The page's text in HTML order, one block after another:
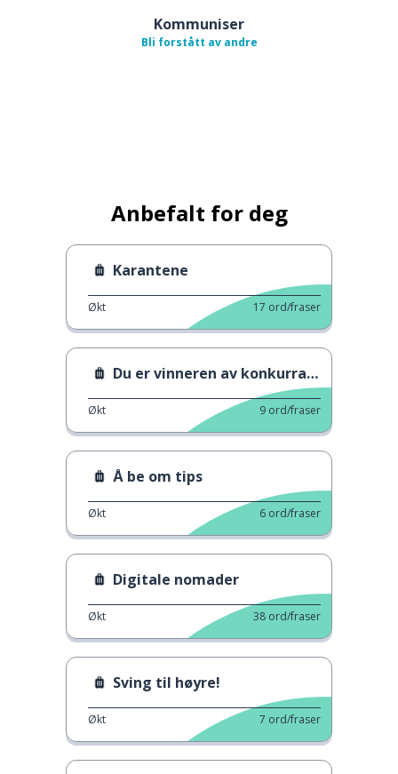
Kommuniser
Bli forstått av andre
Anbefalt for deg
Karantene
Økt 17 ord/fraser
Du er vinneren av konkurransen!
Økt 9 ord/fraser
Å be om tips
Økt 6 ord/fraser
Digitale nomader
Økt 38 ord/fraser
Sving til høyre!
Økt 7 ord/fraser